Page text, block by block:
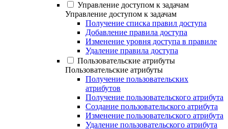
Управление доступом к задачам
Управление доступом к задачам
Получение списка правил доступа
Добавление правила доступа
Изменение уровня доступа в правиле
Удаление правила доступа
Пользовательские атрибуты
Пользовательские атрибуты
Получение пользовательских
атрибутов
Получение пользовательского атрибута
Создание пользовательского атрибута
Изменение пользовательского атрибута
Удаление пользовательского атрибута